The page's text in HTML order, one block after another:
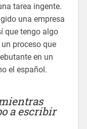
tarea ingente.
una empresa
que tengo algo
proceso que
en un
el español.
a escribir